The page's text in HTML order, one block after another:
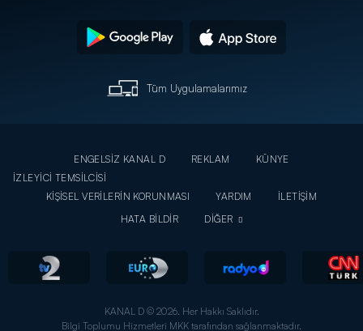
Tüm Uygulamalarımız
ENGELSİZ KANAL D REKLAM
KÜNYE
İZLEYİCİ TEMSİLCİSİ
KİŞİSEL VERİLERİN KORUNMASI
YARDIM
İLETİŞİM
HATA BİLDİR
DİĞER
KANAL D © 2026. Her Hakkı Saklıdır.
Bilgi Toplumu Hizmetleri MKK tarafından sağlanmaktadır.